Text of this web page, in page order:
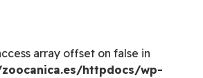
array offset on false in
httpdocs/wp-